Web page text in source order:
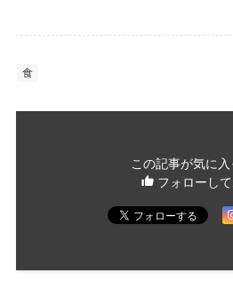
食
この記事が気に入
フォローして